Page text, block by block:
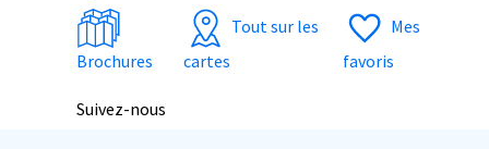
Brochures
Tout sur les
cartes
Mes
favoris
Suivez-nous